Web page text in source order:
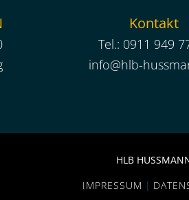
Kontakt
Tel.: 0911 949
info@hlb-
HLB
IMPRESSUM |